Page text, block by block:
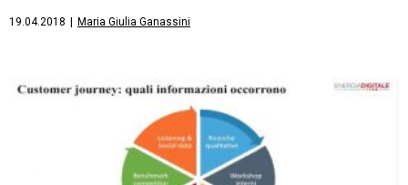
19.04.2018 | Maria Giulia Ganassini